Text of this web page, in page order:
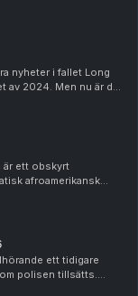
nu på staden
nyheter i fallet Long
av 2024. Men nu är det
I detta avsnitt
är ett obskyrt
afroamerikansk
är omtvistad. Detta
ett tidigare
polisen tillsätts.
kvinna offer för